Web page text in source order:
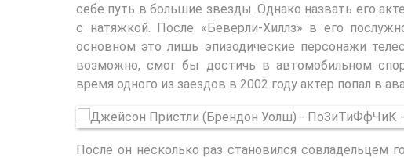
себе путь в большие звезды. Однако назвать его
с натяжкой. После «Беверли-Хиллз» в его
основном это лишь эпизодические персонажи
возможно, смог бы достичь в автомобильном
время одного из заездов в 2002 году актер попал в
После он несколько раз становился совладельцем